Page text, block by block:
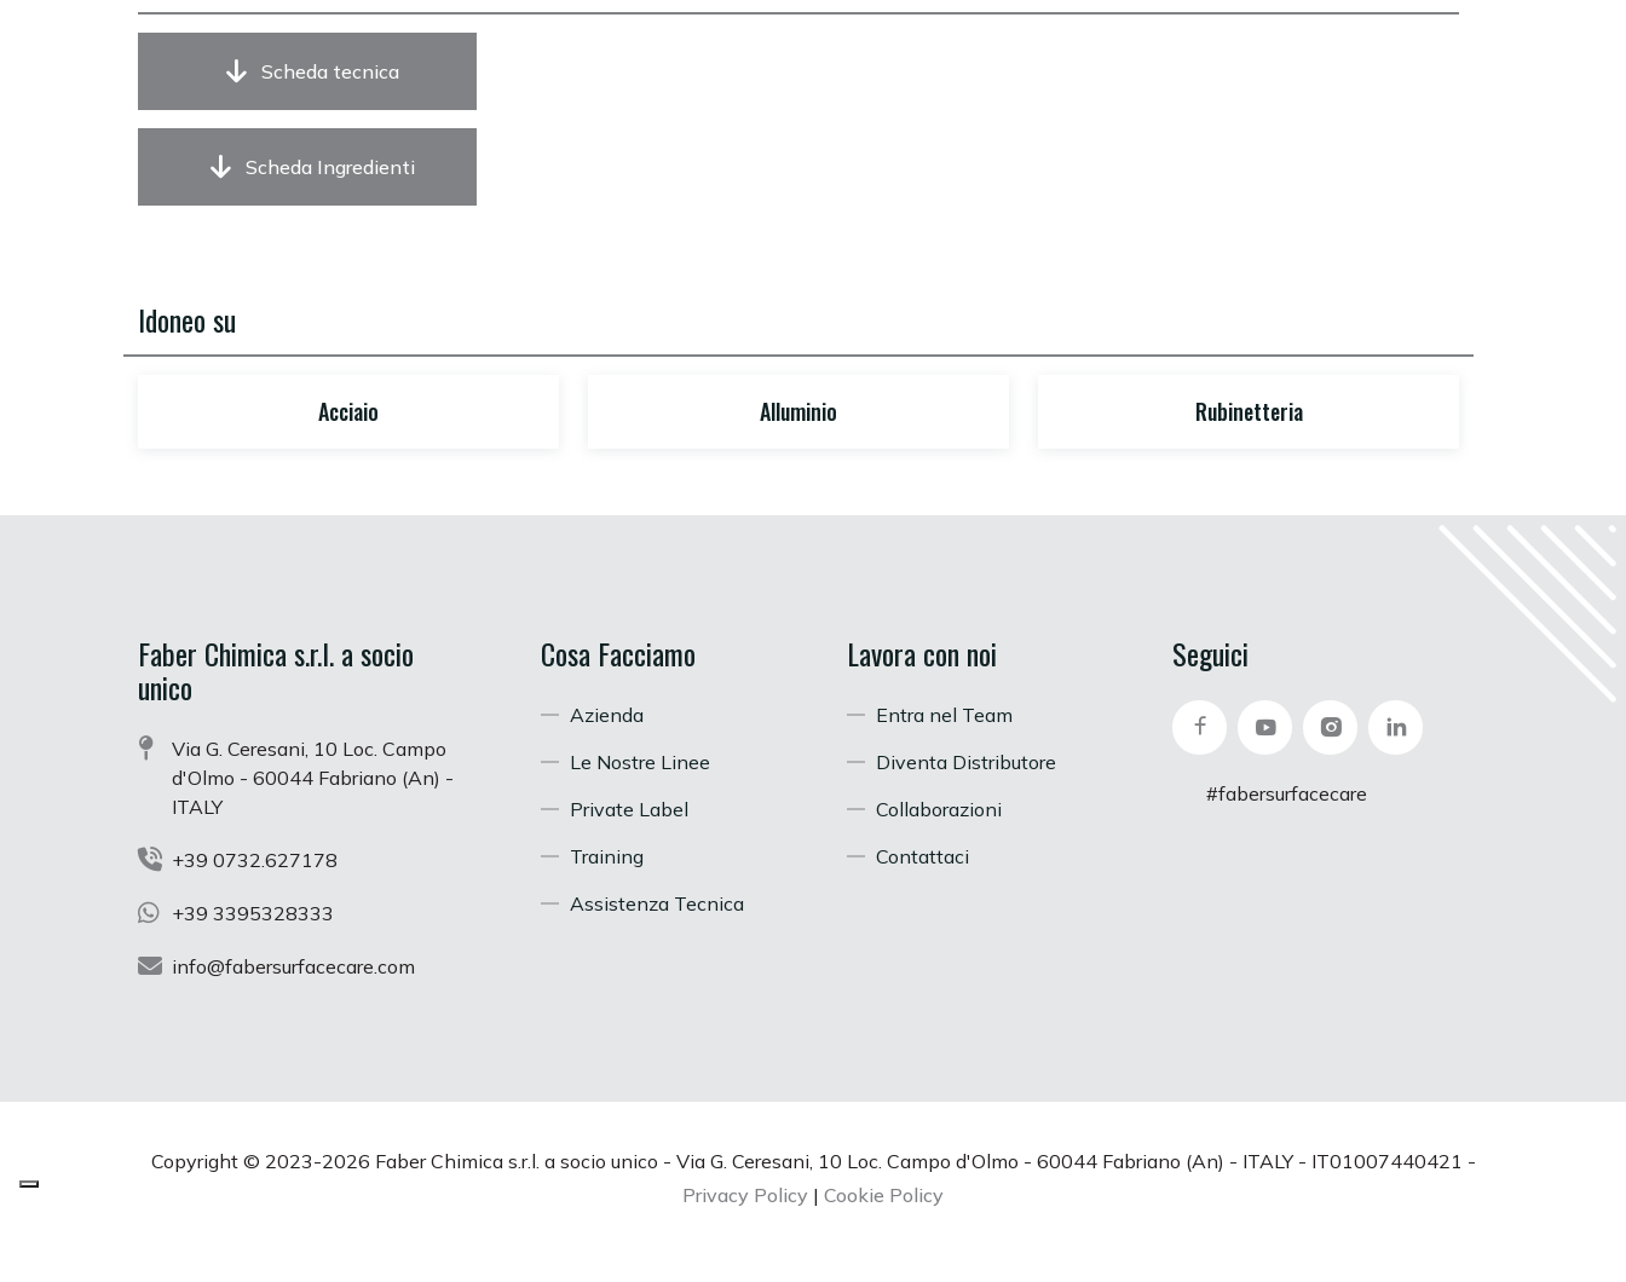
Scheda tecnica
Scheda Ingredienti
Idoneo su
Acciaio Alluminio Rubinetteria
Faber Chimica s.r.l. a socio
unico
Via G. Ceresani, 10 Loc. Campo
d'Olmo - 60044 Fabriano (An) -
ITALY
+39 0732.627178
+39 3395328333
info@fabersurfacecare.com
Cosa Facciamo
Azienda
Le Nostre Linee
Private Label
Training
Assistenza Tecnica
Lavora con noi
Entra nel Team
Diventa Distributore
Collaborazioni
Contattaci
Seguici
#fabersurfacecare
Copyright © 2023-2026 Faber Chimica s.r.l. a socio unico - Via G. Ceresani, 10 Loc. Campo d'Olmo - 60044 Fabriano (An) - ITALY - IT01007440421 -
Privacy Policy | Cookie Policy